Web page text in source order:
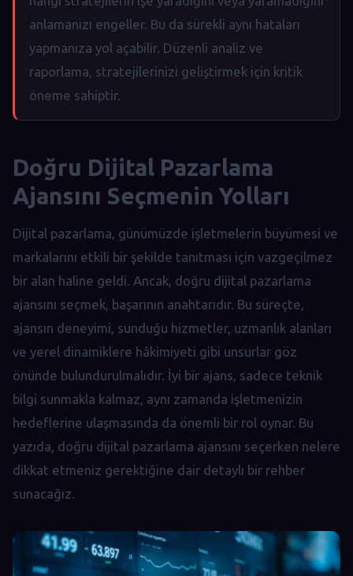
anlamanızı engeller. Bu da sürekli aynı hataları
yapmanıza yol açabilir. Düzenli analiz ve
raporlama, stratejilerinizi geliştirmek için kritik
öneme sahiptir.
Doğru Dijital Pazarlama
Ajansını Seçmenin Yolları
Dijital pazarlama, günümüzde işletmelerin büyümesi ve
markalarını etkili bir şekilde tanıtması için vazgeçilmez
bir alan haline geldi. Ancak, doğru dijital pazarlama
ajansını seçmek, başarının anahtarıdır. Bu süreçte,
ajansın deneyimi, sunduğu hizmetler, uzmanlık alanları
ve yerel dinamiklere hâkimiyeti gibi unsurlar göz
önünde bulundurulmalıdır. İyi bir ajans, sadece teknik
bilgi sunmakla kalmaz, aynı zamanda işletmenizin
hedeflerine ulaşmasında da önemli bir rol oynar. Bu
yazıda, doğru dijital pazarlama ajansını seçerken nelere
dikkat etmeniz gerektiğine dair detaylı bir rehber
sunacağız.